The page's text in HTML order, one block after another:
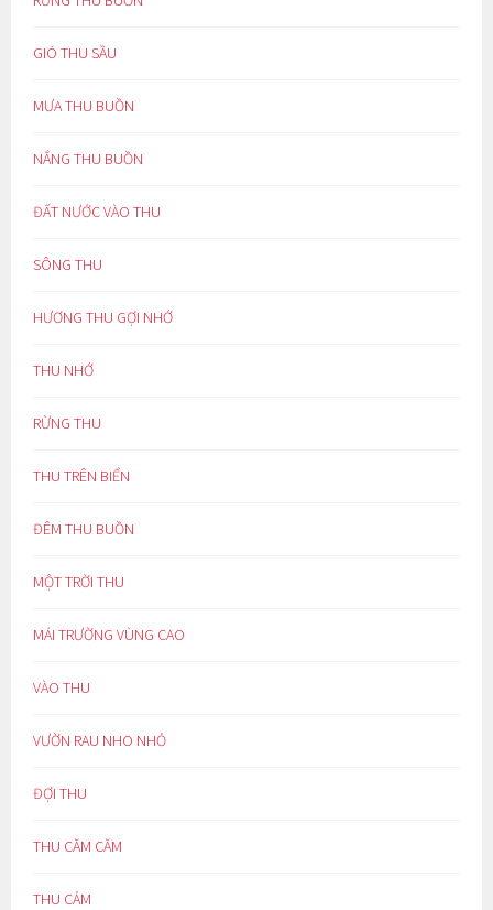
GIÓ THU SẦU
MƯA THU BUỒN
NẮNG THU BUỒN
ĐẤT NƯỚC VÀO THU
SÔNG THU
HƯƠNG THU GỢI NHỚ
THU NHỚ
RỪNG THU
THU TRÊN BIỂN
ĐÊM THU BUỒN
MỘT TRỜI THU
MÁI TRƯỜNG VÙNG CAO
VÀO THU
VƯỜN RAU NHO NHỎ
ĐỢI THU
THU CĂM CĂM
THU CẢM